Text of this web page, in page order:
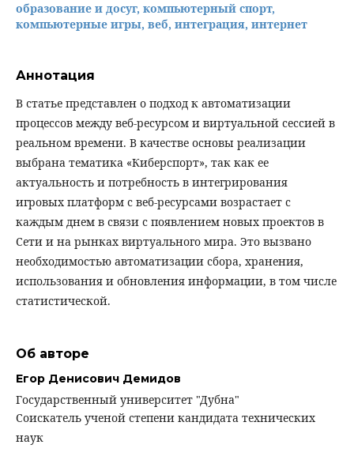
образование и досуг, компьютерный спорт,
компьютерные игры, веб, интеграция, интернет
Аннотация
В статье представлен о подход к автоматизации
процессов между веб-ресурсом и виртуальной сессией в
реальном времени. В качестве основы реализации
выбрана тематика «Киберспорт», так как ее
актуальность и потребность в интегрирования
игровых платформ с веб-ресурсами возрастает с
каждым днем в связи с появлением новых проектов в
Сети и на рынках виртуального мира. Это вызвано
необходимостью автоматизации сбора, хранения,
использования и обновления информации, в том числе
статистической.
Об авторе
Егор Денисович Демидов
Государственный университет "Дубна"
Соискатель ученой степени кандидата технических
наук